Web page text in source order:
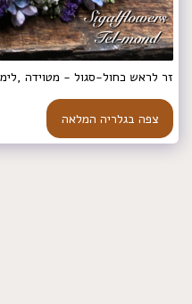
זר לראש כחול-סגול - מטוידה
צפה בגלריה המלאה